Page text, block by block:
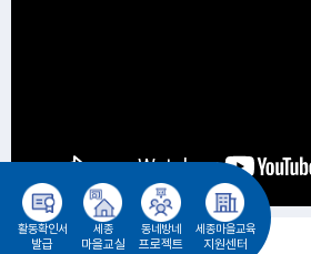
활동확인서
발급
세종
마을교실
동네방네
프로젝트
세종마을교육
지원센터